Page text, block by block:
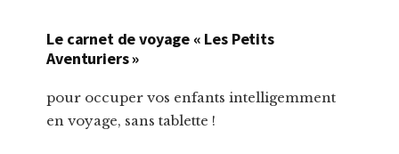
Le carnet de voyage « Les Petits
Aventuriers »
pour occuper vos enfants intelligemment
en voyage, sans tablette !